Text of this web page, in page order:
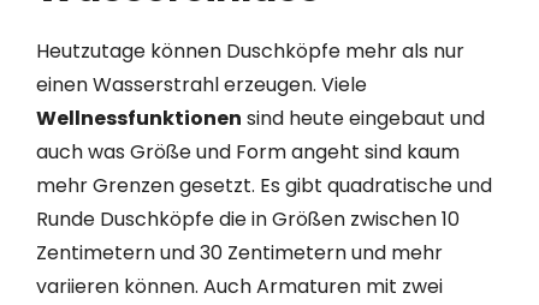
Heutzutage können Duschköpfe mehr als nur
einen Wasserstrahl erzeugen. Viele
Wellnessfunktionen sind heute eingebaut und
auch was Größe und Form angeht sind kaum
mehr Grenzen gesetzt. Es gibt quadratische und
Runde Duschköpfe die in Größen zwischen 10
Zentimetern und 30 Zentimetern und mehr
variieren können. Auch Armaturen mit zwei